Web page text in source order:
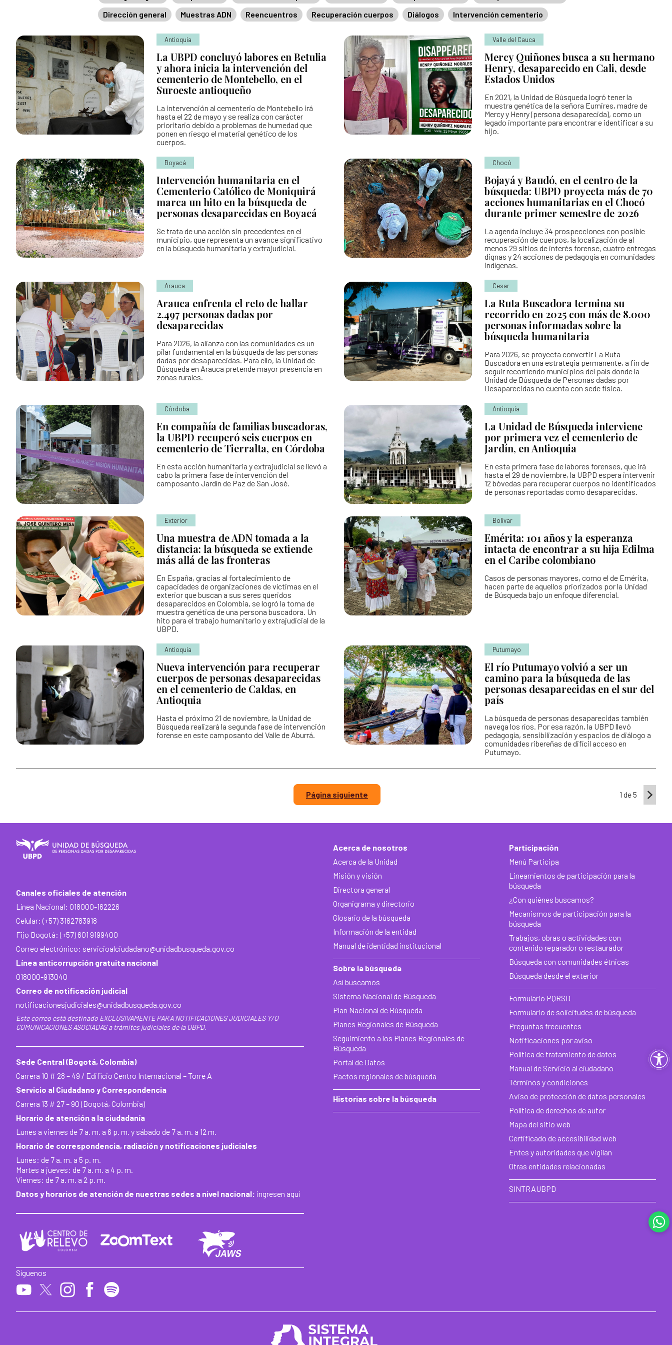
Entes y autoridades que vigilan
Otras entidades relacionadas
Banco de hojas de vida Colaboración e innovación
Lineamientos de participación en la búsqueda
Ruta de participación en la búsqueda
Banco de Iniciativas – Red de Apoyo Operativo para la Búsqueda
Estándares para la Búsqueda de Personas Desaparecidas
Listado de personas dadas por desaparecidas
Mapa de lugares de interés forense para la búsqueda
Mapa de personas buscadoras según solicitudes de búsqueda
Generación de conocimiento para la búsqueda
Dirección general
Muestras ADN Reencuentros Recuperación cuerpos Diálogos Intervención cementerio
Antioquia
La UBPD concluyó labores en Betulia
y ahora inicia la intervención del
cementerio de Montebello, en el
Suroeste antioqueño
La intervención al cementerio de Montebello irá
hasta el 22 de mayo y se realiza con carácter
prioritario debido a problemas de humedad que
ponen en riesgo el material genético de los
cuerpos.
Valle del Cauca
Mercy Quiñones busca a su hermano
Henry, desaparecido en Cali, desde
Estados Unidos
En 2021, la Unidad de Búsqueda logró tener la
muestra genética de la señora Eumires, madre de
Mercy y Henry (persona desaparecida), como un
legado importante para encontrar e identificar a su
hijo.
Boyacá
Intervención humanitaria en el
Cementerio Católico de Moniquirá
marca un hito en la búsqueda de
personas desaparecidas en Boyacá
Se trata de una acción sin precedentes en el
municipio, que representa un avance significativo
en la búsqueda humanitaria y extrajudicial.
Chocó
Bojayá y Baudó, en el centro de la
búsqueda: UBPD proyecta más de 70
acciones humanitarias en el Chocó
durante primer semestre de 2026
La agenda incluye 34 prospecciones con posible
recuperación de cuerpos, la localización de al
menos 29 sitios de interés forense, cuatro entregas
dignas y 24 acciones de pedagogía en comunidades
indígenas.
Arauca
Arauca enfrenta el reto de hallar
2.497 personas dadas por
desaparecidas
Para 2026, la alianza con las comunidades es un
pilar fundamental en la búsqueda de las personas
dadas por desaparecidas. Para ello, la Unidad de
Búsqueda en Arauca pretende mayor presencia en
zonas rurales.
Cesar
La Ruta Buscadora termina su
recorrido en 2025 con más de 8.000
personas informadas sobre la
búsqueda humanitaria
Para 2026, se proyecta convertir La Ruta
Buscadora en una estrategia permanente, a fin de
seguir recorriendo municipios del país donde la
Unidad de Búsqueda de Personas dadas por
Desaparecidas no cuenta con sede física.
Córdoba
En compañía de familias buscadoras,
la UBPD recuperó seis cuerpos en
cementerio de Tierralta, en Córdoba
En esta acción humanitaria y extrajudicial se llevó a
cabo la primera fase de intervención del
camposanto Jardín de Paz de San José.
Antioquia
La Unidad de Búsqueda interviene
por primera vez el cementerio de
Jardín, en Antioquia
En esta primera fase de labores forenses, que irá
hasta el 29 de noviembre, la UBPD espera intervenir
12 bóvedas para recuperar cuerpos no identificados
de personas reportadas como desaparecidas.
Exterior
Una muestra de ADN tomada a la
distancia: la búsqueda se extiende
más allá de las fronteras
En España, gracias al fortalecimiento de
capacidades de organizaciones de víctimas en el
exterior que buscan a sus seres queridos
desaparecidos en Colombia, se logró la toma de
muestra genética de una persona buscadora. Un
hito para el trabajo humanitario y extrajudicial de la
UBPD.
Bolívar
Emérita: 101 años y la esperanza
intacta de encontrar a su hija Edilma
en el Caribe colombiano
Casos de personas mayores, como el de Emérita,
hacen parte de aquellos priorizados por la Unidad
de Búsqueda bajo un enfoque diferencial.
Antioquia
Nueva intervención para recuperar
cuerpos de personas desaparecidas
en el cementerio de Caldas, en
Antioquia
Hasta el próximo 21 de noviembre, la Unidad de
Búsqueda realizará la segunda fase de intervención
forense en este camposanto del Valle de Aburrá.
Putumayo
El río Putumayo volvió a ser un
camino para la búsqueda de las
personas desaparecidas en el sur del
país
La búsqueda de personas desaparecidas también
navega los ríos. Por esa razón, la UBPD llevó
pedagogía, sensibilización y espacios de diálogo a
comunidades ribereñas de difícil acceso en
Putumayo.
Página siguiente 1 de 5
Canales oficiales de atención
Línea Nacional: 018000-162226
Celular: (+57) 3162783918
Fijo Bogotá: (+57) 601 9199400
Correo electrónico: servicioalciudadano@unidadbusqueda.gov.co
Línea anticorrupción gratuita nacional
018000-913040
Correo de notificación judicial
notificacionesjudiciales@unidadbusqueda.gov.co
Este correo está destinado EXCLUSIVAMENTE PARA NOTIFICACIONES JUDICIALES Y/O
COMUNICACIONES ASOCIADAS a trámites judiciales de la UBPD.
Sede Central (Bogotá, Colombia)
Carrera 10 # 28 – 49 / Edificio Centro Internacional – Torre A
Servicio al Ciudadano y Correspondencia
Carrera 13 # 27 – 90 (Bogotá, Colombia)
Horario de atención a la ciudadanía
Lunes a viernes de 7 a. m. a 6 p. m. y sábado de 7 a. m. a 12 m.
Horario de correspondencia, radiación y notificaciones judiciales
Lunes: de 7 a. m. a 5 p. m.
Martes a jueves: de 7 a. m. a 4 p. m.
Viernes: de 7 a. m. a 2 p. m.
Datos y horarios de atención de nuestras sedes a nivel nacional: ingresen aquí
Síguenos
Acerca de nosotros
Acerca de la Unidad
Misión y visión
Directora general
Organigrama y directorio
Glosario de la búsqueda
Información de la entidad
Manual de identidad institucional
Sobre la búsqueda
Así buscamos
Sistema Nacional de Búsqueda
Plan Nacional de Búsqueda
Planes Regionales de Búsqueda
Seguimiento a los Planes Regionales de
Búsqueda
Portal de Datos
Pactos regionales de búsqueda
Historias sobre la búsqueda
Participación
Menú Participa
Lineamientos de participación para la
búsqueda
¿Con quiénes buscamos?
Mecanismos de participación para la
búsqueda
Trabajos, obras o actividades con
contenido reparador o restaurador
Búsqueda con comunidades étnicas
Búsqueda desde el exterior
Formulario PQRSD
Formulario de solicitudes de búsqueda
Preguntas frecuentes
Notificaciones por aviso
Política de tratamiento de datos
Manual de Servicio al ciudadano
Términos y condiciones
Aviso de protección de datos personales
Política de derechos de autor
Mapa del sitio web
Certificado de accesibilidad web
Entes y autoridades que vigilan
Otras entidades relacionadas
SINTRAUBPD